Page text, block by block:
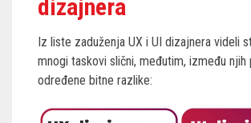
dizajnera
Iz liste zaduženja UX i UI dizajnera videli
mnogi taskovi slični, međutim, između njih
određene bitne razlike: